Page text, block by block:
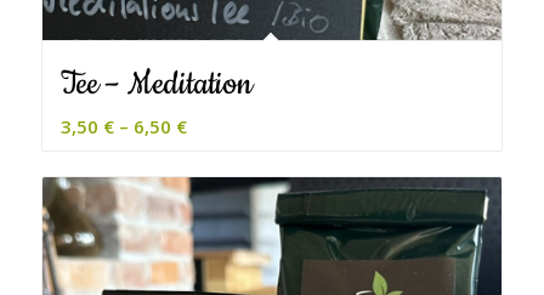
Tee – Meditation
3,50 €– 6,50 €